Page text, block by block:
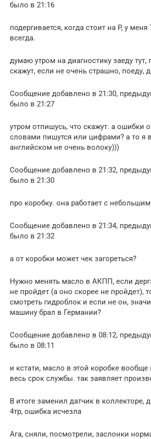
было в 21:16
подергивается, когда стоит на P, у
всегда.
думаю утром на диагностику заеду
скажут, если не очень страшно, поеду,
Сообщение добавлено в 21:30,
было в 21:27
утром отпишусь, что скажут. а ошибки
словами пишутся или цифрами? а то я
английском не очень волоку)))
Сообщение добавлено в 21:32,
было в 21:30
про коробку. она работает с
Сообщение добавлено в 21:34,
было в 21:32
а от коробки может чек загореться?
Нужно менять масло в АКПП, если
не пройдет (а оно скорее не пройдет),
смотреть гидроблок и если не он,
машину брал в Германии?
Сообщение добавлено в 08:12,
было в 08:11
и кстати, масло в этой коробке вообще
весь срок службы. так заявляет
В итоге заменил датчик в коллекторе,
4тр, ошибка исчезла
Ага, сняли, посмотрели, заслонки